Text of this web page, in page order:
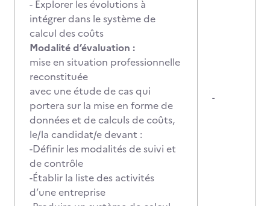
- Explorer les évolutions à
intégrer dans le système de
calcul des coûts
Modalité d’évaluation :
mise en situation professionnelle
reconstituée
avec une étude de cas qui
portera sur la mise en forme de
données et de calculs de coûts,
le/la candidat/e devant :
-Définir les modalités de suivi et
de contrôle
-Établir la liste des activités
d’une entreprise
-